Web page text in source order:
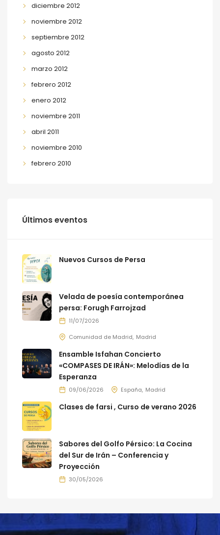
diciembre 2012
noviembre 2012
septiembre 2012
agosto 2012
marzo 2012
febrero 2012
enero 2012
noviembre 2011
abril 2011
noviembre 2010
febrero 2010
Últimos eventos
Nuevos Cursos de Persa
Velada de poesía contemporánea
persa: Forugh Farrojzad
11/07/2026
Comunidad de Madrid Madrid
Ensamble Isfahan Concierto
«COMPASES DE IRÁN»: Melodías de la
Esperanza
09/06/2026 España Madrid
Clases de farsi , Curso de verano 2026
Sabores del Golfo Pérsico: La Cocina
del Sur de Irán – Conferencia y
Proyección
30/05/2026